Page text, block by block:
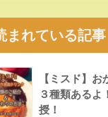
まれている記事
【ミスド】
３種類あるよ
授！